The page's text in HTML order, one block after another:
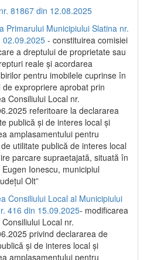
81867 din 12.08.2025
Primarului Municipiului Slatina nr.
02.09.2025 - constituirea comisiei
a dreptului de proprietate sau
reale și acordarea
pentru imobilele cuprinse în
de expropriere aprobat prin
Consiliului Local nr.
referitoare la declararea
publică și de interes local și
amplasamentului pentru
utilitate publică de interes local
parcare supraetajată, situată în
Ionescu, municipiul
Olt”
Consiliului Local al Municipiului
416 din 15.09.2025- modificarea
Local nr.
privind declararea de
și de interes local și
amplasamentului pentru